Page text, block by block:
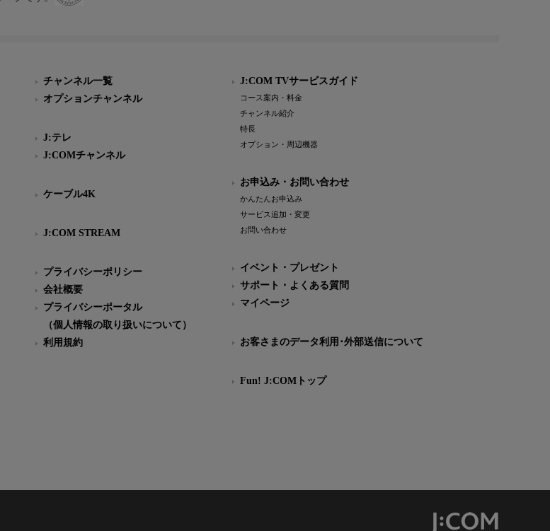
チャンネル一覧
オプションチャンネル
J:テレ
J:COMチャンネル
ケーブル4K
J:COM STREAM
プライバシーポリシー
会社概要
プライバシーポータル
（個人情報の取り扱いについて）
利用規約
J:COM TVサービスガイド
コース案内・料金
チャンネル紹介
特長
オプション・周辺機器
お申込み・お問い合わせ
かんたんお申込み
サービス追加・変更
お問い合わせ
イベント・プレゼント
サポート・よくある質問
マイページ
お客さまのデータ利用･外部送信について
Fun! J:COMトップ